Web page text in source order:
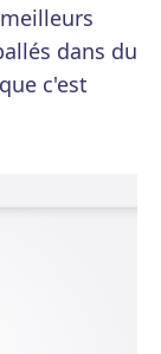
dans du
c'est